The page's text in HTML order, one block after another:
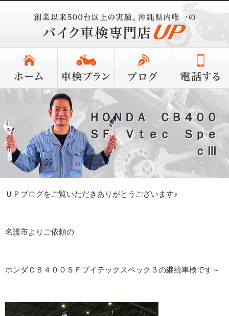
ＨＯＮＤＡ ＣＢ４００
ＳＦ Ｖｔｅｃ Ｓｐｅ
ｃⅢ
ＵＰブログをご覧いただきありがとうございます♪
名護市よりご依頼の
ホンダＣＢ４００ＳＦブイテックスペック３の継続車検です～